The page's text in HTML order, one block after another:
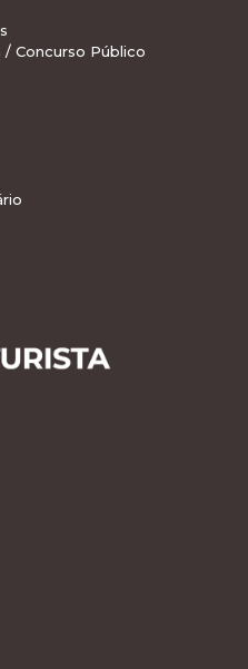
Concurso Público